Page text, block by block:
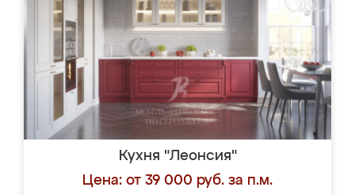
Кухня "Леонсия"
Цена: от 39 000 руб. за п.м.